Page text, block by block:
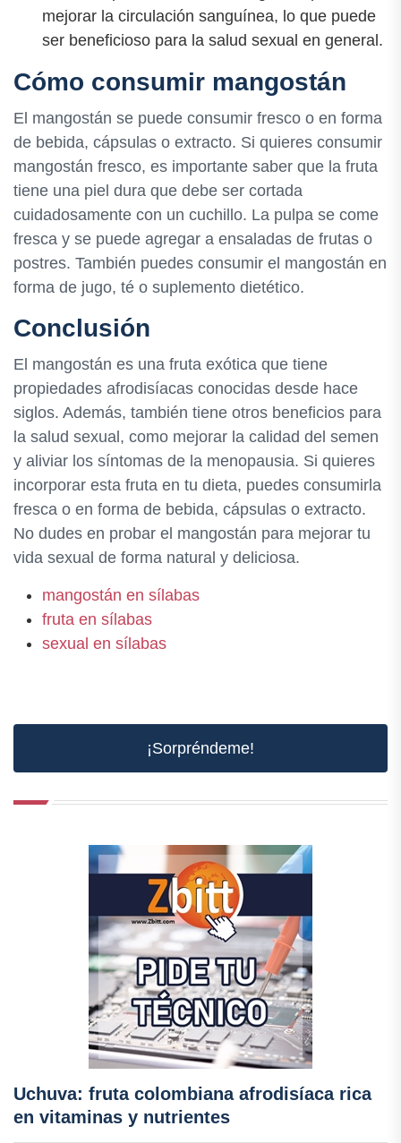
mejorar la circulación sanguínea, lo que puede
ser beneficioso para la salud sexual en general.
Cómo consumir mangostán
El mangostán se puede consumir fresco o en forma
de bebida, cápsulas o extracto. Si quieres consumir
mangostán fresco, es importante saber que la fruta
tiene una piel dura que debe ser cortada
cuidadosamente con un cuchillo. La pulpa se come
fresca y se puede agregar a ensaladas de frutas o
postres. También puedes consumir el mangostán en
forma de jugo, té o suplemento dietético.
Conclusión
El mangostán es una fruta exótica que tiene
propiedades afrodisíacas conocidas desde hace
siglos. Además, también tiene otros beneficios para
la salud sexual, como mejorar la calidad del semen
y aliviar los síntomas de la menopausia. Si quieres
incorporar esta fruta en tu dieta, puedes consumirla
fresca o en forma de bebida, cápsulas o extracto.
No dudes en probar el mangostán para mejorar tu
vida sexual de forma natural y deliciosa.
mangostán en sílabas
fruta en sílabas
sexual en sílabas
¡Sorpréndeme!
Uchuva: fruta colombiana afrodisíaca rica
en vitaminas y nutrientes